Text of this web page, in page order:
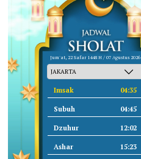
Jum'at, 22 Safar 1448 H / 07 Agustus 2026
Imsak 04:35
Subuh 04:45
Dzuhur 12:02
Ashar 15:23